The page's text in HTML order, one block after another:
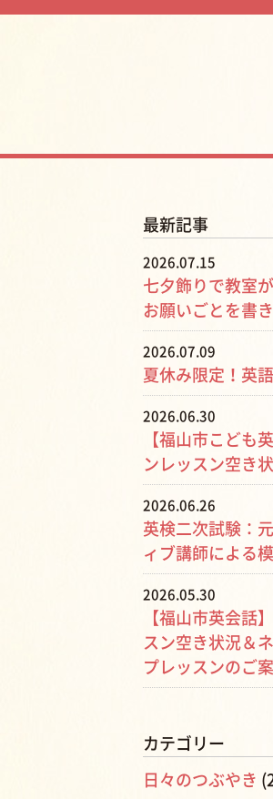
最新記事
2026.07.15
七夕飾りで教室
お願いごとを書
2026.07.09
夏休み限定！英
2026.06.30
【福山市こども
ンレッスン空き
2026.06.26
英検二次試験：
ィブ講師による
2026.05.30
【福山市英会話
スン空き状況＆
プレッスンのご
カテゴリー
日々のつぶやき